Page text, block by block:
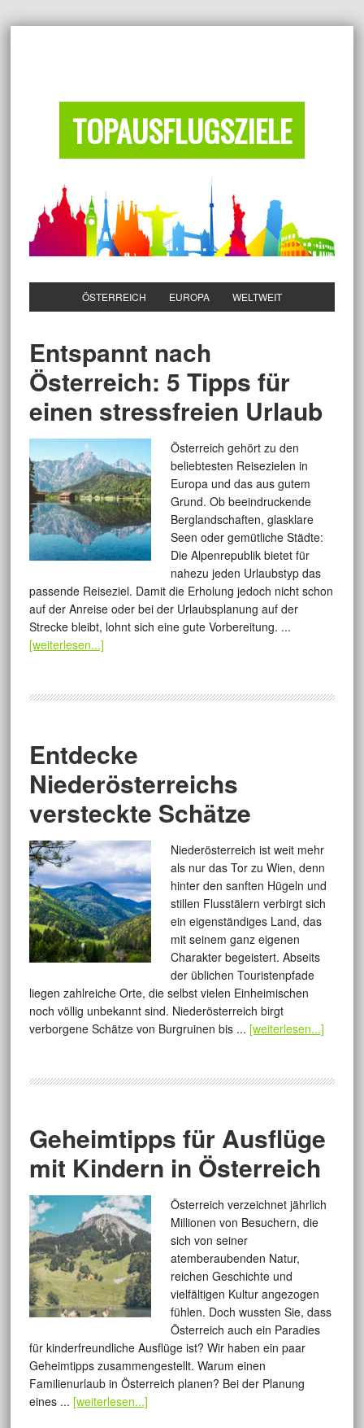
TOPAUSFLUGSZIELE
ÖSTERREICH EUROPA WELTWEIT
Entspannt nach
Österreich: 5 Tipps für
einen stressfreien Urlaub
Österreich gehört zu den
beliebtesten Reisezielen in
Europa und das aus gutem
Grund. Ob beeindruckende
Berglandschaften, glasklare
Seen oder gemütliche Städte:
Die Alpenrepublik bietet für
nahezu jeden Urlaubstyp das
passende Reiseziel. Damit die Erholung jedoch nicht schon
auf der Anreise oder bei der Urlaubsplanung auf der
Strecke bleibt, lohnt sich eine gute Vorbereitung. ...
[weiterlesen...]
Entdecke
Niederösterreichs
versteckte Schätze
Niederösterreich ist weit mehr
als nur das Tor zu Wien, denn
hinter den sanften Hügeln und
stillen Flusstälern verbirgt sich
ein eigenständiges Land, das
mit seinem ganz eigenen
Charakter begeistert. Abseits
der üblichen Touristenpfade
liegen zahlreiche Orte, die selbst vielen Einheimischen
noch völlig unbekannt sind. Niederösterreich birgt
verborgene Schätze von Burgruinen bis ... [weiterlesen...]
Geheimtipps für Ausflüge
mit Kindern in Österreich
Österreich verzeichnet jährlich
Millionen von Besuchern, die
sich von seiner
atemberaubenden Natur,
reichen Geschichte und
vielfältigen Kultur angezogen
fühlen. Doch wussten Sie, dass
Österreich auch ein Paradies
für kinderfreundliche Ausflüge ist? Wir haben ein paar
Geheimtipps zusammengestellt. Warum einen
Familienurlaub in Österreich planen? Bei der Planung
eines ... [weiterlesen...]